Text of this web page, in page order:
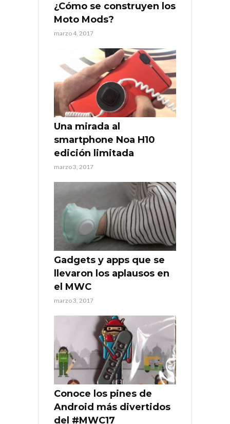
¿Cómo se construyen los
Moto Mods?
marzo 4, 2017
Una mirada al
smartphone Noa H10
edición limitada
marzo 3, 2017
Gadgets y apps que se
llevaron los aplausos en
el MWC
marzo 3, 2017
Conoce los pines de
Android más divertidos
del #MWC17